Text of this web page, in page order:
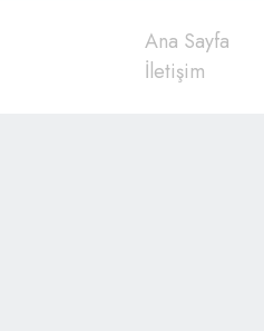
Ana Sayfa
İletişim